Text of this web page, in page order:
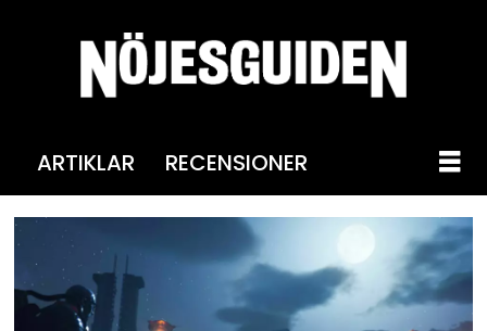
ARTIKLAR RECENSIONER